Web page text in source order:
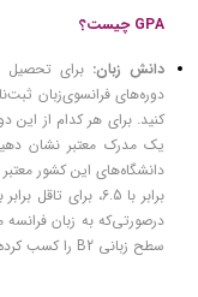
GPA چیست؟
دانش زبان: برای تحصیل
دوره‌های فرانسوی‌زبان
کنید. برای هر کدام از این
دانشگاه‌های این کشور
درصورتی‌که به زبان
سطح زبانی B2 را کسب کرده‌اید ارائه کنید.